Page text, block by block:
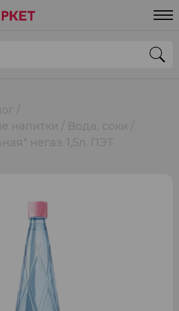
напитки
Вода, соки
негаз. 1,5л. ПЭТ